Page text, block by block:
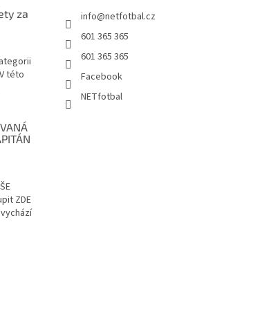
za
této
ZDE
info@netfotbal.cz
601 365 365
601 365 365
Facebook
NETfotbal